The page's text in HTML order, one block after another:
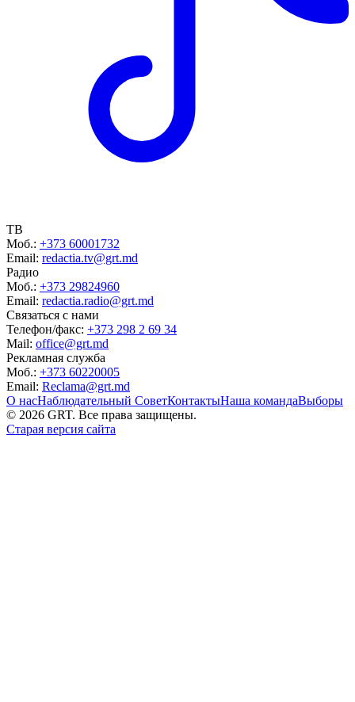
ТВ
Моб.: +373 60001732
Email: redactia.tv@grt.md
Радио
Моб.: +373 29824960
Email: redactia.radio@grt.md
Связаться с нами
Телефон/факс: +373 298 2 69 34
Mail: office@grt.md
Рекламная служба
Моб.: +373 60220005
Email: Reclama@grt.md
О насНаблюдательный СоветКонтактыНаша командаВыборы
© 2026 GRT. Все права защищены.
Старая версия сайта